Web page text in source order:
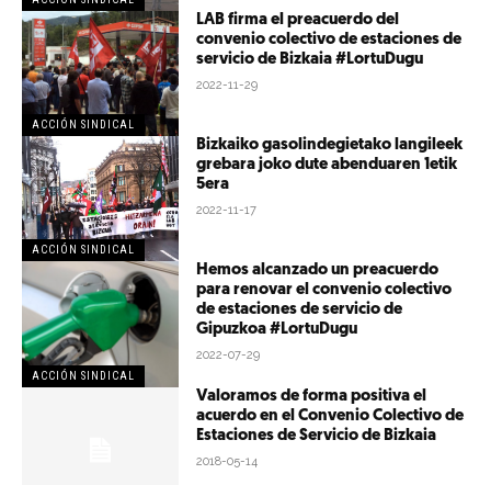
ACCIÓN SINDICAL
LAB firma el preacuerdo del
convenio colectivo de estaciones de
servicio de Bizkaia #LortuDugu
2022-11-29
ACCIÓN SINDICAL
Bizkaiko gasolindegietako langileek
grebara joko dute abenduaren 1etik
5era
2022-11-17
ACCIÓN SINDICAL
Hemos alcanzado un preacuerdo
para renovar el convenio colectivo
de estaciones de servicio de
Gipuzkoa #LortuDugu
2022-07-29
Valoramos de forma positiva el
acuerdo en el Convenio Colectivo de
Estaciones de Servicio de Bizkaia
2018-05-14